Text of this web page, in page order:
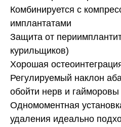
Комбинируется с
имплантатами
Защита от
курильщиков)
Хорошая
Регулируемый наклон
обойти нерв и гайморовы
Одномоментная
удаления идеально